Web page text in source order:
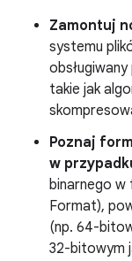
Zamontuj
systemu
takie jak
Poznaj
w
binarnego w
Format),
(np. 64-
32-bitowym